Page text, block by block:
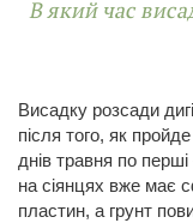
В який час
Висадку розсади
після того, як
днів травня по
на сіянцях вже має
пластин, а грунт